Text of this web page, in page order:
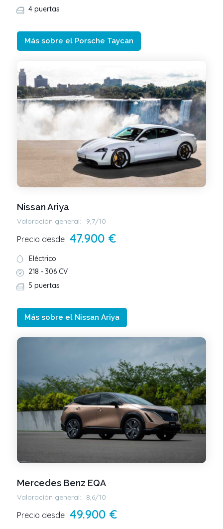
4 puertas
Más sobre el Porsche Taycan
Nissan Ariya
Valoración general: 9,7/10
Precio desde 47.900 €
Eléctrico
218 - 306 CV
5 puertas
Más sobre el Nissan Ariya
Mercedes Benz EQA
Valoración general: 8,6/10
Precio desde 49.900 €